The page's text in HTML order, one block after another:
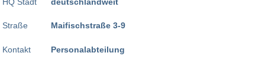
Straße
Kontakt
Maifischstraße 3-9
Personalabteilung